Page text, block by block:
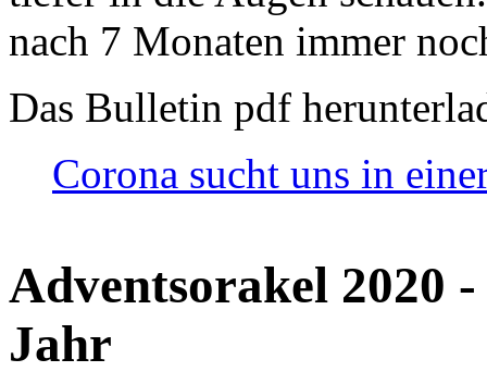
nach 7 Monaten immer
Das Bulletin pdf
Corona sucht uns in
Adventsorakel 2020
Jahr